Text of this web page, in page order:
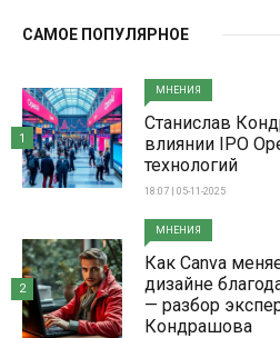
САМОЕ ПОПУЛЯРНОЕ
МНЕНИЯ
Станислав
влиянии IPO
технологий
18:07 | 05-11-2025
1
МНЕНИЯ
Как Canva
дизайне
— разбор
Кондрашова
2